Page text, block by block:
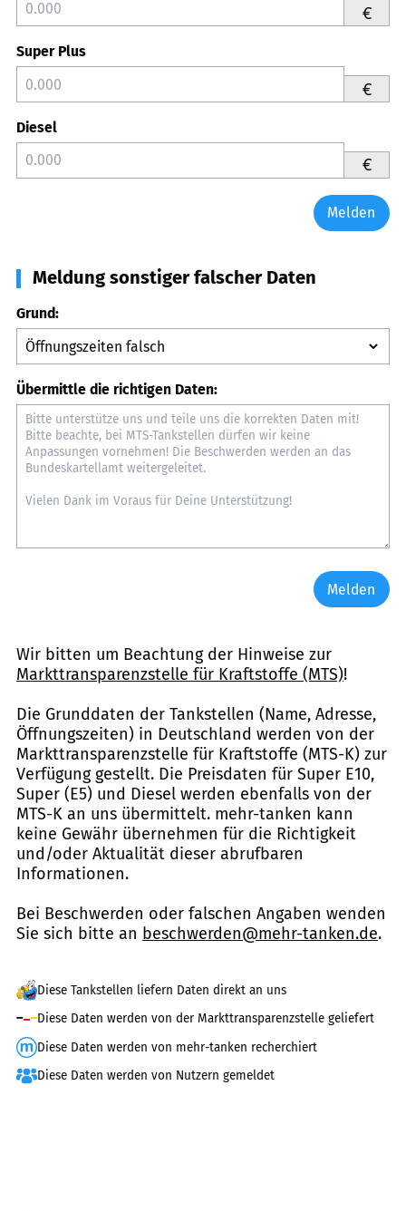
€
Super Plus
€
Diesel
€
Melden
Meldung sonstiger falscher Daten
Grund:
Übermittle die richtigen Daten:
Melden
Wir bitten um Beachtung der Hinweise zur
Markttransparenzstelle für Kraftstoffe (MTS)!
Die Grunddaten der Tankstellen (Name, Adresse,
Öffnungszeiten) in Deutschland werden von der
Markttransparenzstelle für Kraftstoffe (MTS-K) zur
Verfügung gestellt. Die Preisdaten für Super E10,
Super (E5) und Diesel werden ebenfalls von der
MTS-K an uns übermittelt. mehr-tanken kann
keine Gewähr übernehmen für die Richtigkeit
und/oder Aktualität dieser abrufbaren
Informationen.
Bei Beschwerden oder falschen Angaben wenden
Sie sich bitte an beschwerden@mehr-tanken.de.
Diese Tankstellen liefern Daten direkt an uns
Diese Daten werden von der Markttransparenzstelle geliefert
Diese Daten werden von mehr-tanken recherchiert
Diese Daten werden von Nutzern gemeldet